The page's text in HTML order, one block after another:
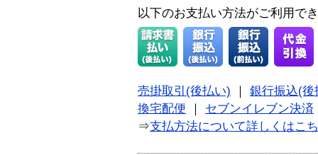
以下のお支払い方法がご利用で
売掛取引(後払い)
銀行振込(後
換宅配便
セブンイレブン決済
⇒支払方法について詳しくはこ